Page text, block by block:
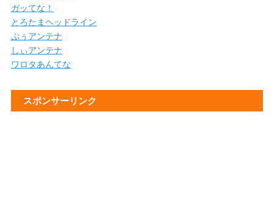
ガッてな！
とろたまヘッドライン
ぷぅアンテナ
しぃアンテナ
ワロタあんてな
スポンサーリンク